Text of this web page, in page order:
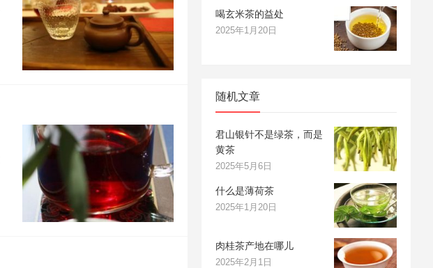
喝玄米茶的益处
2025年1月20日
随机文章
君山银针不是绿茶，而是
黄茶
2025年5月6日
什么是薄荷茶
2025年1月20日
肉桂茶产地在哪儿
2025年2月1日